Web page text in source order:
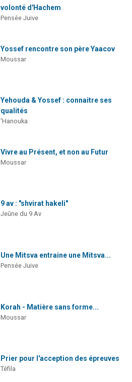
volonté d'Hachem
Pensée Juive
Yossef rencontre son père Yaacov
Moussar
Yehouda & Yossef : connaitre ses
qualités
'Hanouka
Vivre au Présent, et non au Futur
Moussar
9 av : "shvirat hakeli"
Jeûne du 9 Av
Une Mitsva entraine une Mitsva...
Pensée Juive
Korah - Matière sans forme...
Moussar
Prier pour l'acception des épreuves
Téfila